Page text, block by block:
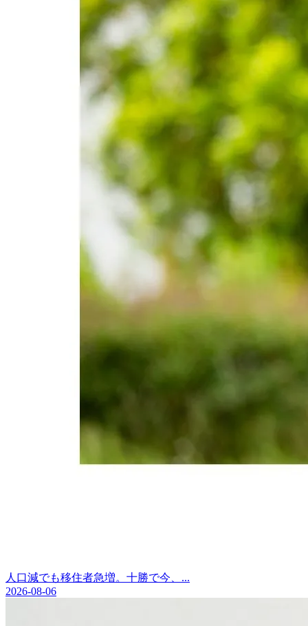
人口減でも移住者急増。十勝で今、...
2026-08-06